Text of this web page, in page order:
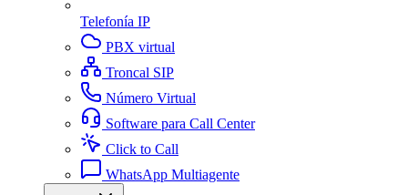
Telefonía IP
PBX virtual
Troncal SIP
Número Virtual
Software para Call Center
Click to Call
WhatsApp Multiagente